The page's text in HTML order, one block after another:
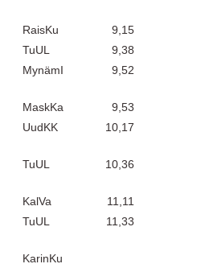
RaisKu
9,15
TuUL
9,38
MynämI 9,52
MaskKa
9,53
UudKK 10,17
TuUL 10,36
KalVa
11,11
TuUL 11,33
KarinKu